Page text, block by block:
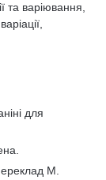
та варіювання,
для
М.